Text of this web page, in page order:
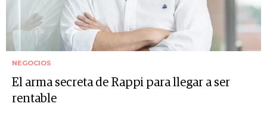
NEGOCIOS
El arma secreta de Rappi para llegar a ser
rentable